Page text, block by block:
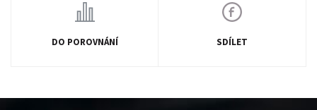
DO POROVNÁNÍ SDÍLET